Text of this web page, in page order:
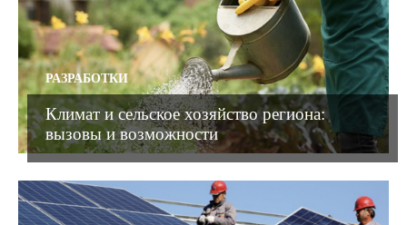
РАЗРАБОТКИ
Климат и сельское хозяйство региона:
вызовы и возможности